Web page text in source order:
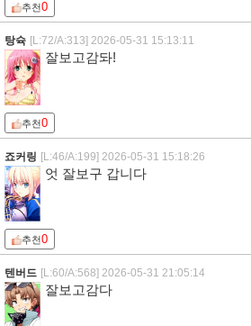
추천0
탕슉 [L:72/A:313] 2026-05-31 15:13:11
잘보고감돠!
추천0
죠커링 [L:46/A:199] 2026-05-31 15:18:26
엇 잘보구 갑니다
추천0
텐버드 [L:60/A:568] 2026-05-31 21:05:14
잘보고감다